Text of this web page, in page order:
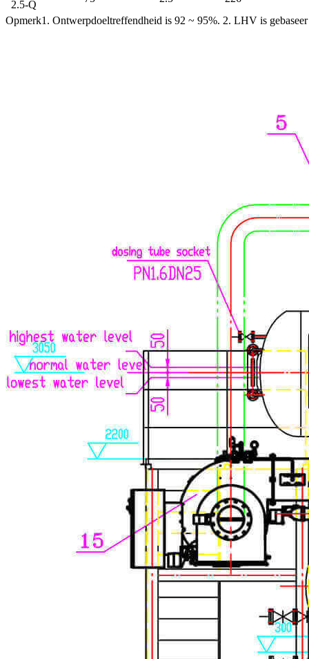
2.5-Q
Opmerk1. Ontwerpdoeltreffendheid is 92 ~ 95%. 2. LHV is